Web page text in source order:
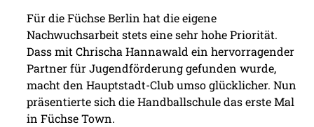
Für die Füchse Berlin hat die eigene
Nachwuchsarbeit stets eine sehr hohe Priorität.
Dass mit Chrischa Hannawald ein hervorragender
Partner für Jugendförderung gefunden wurde,
macht den Hauptstadt-Club umso glücklicher. Nun
präsentierte sich die Handballschule das erste Mal
in Füchse Town.